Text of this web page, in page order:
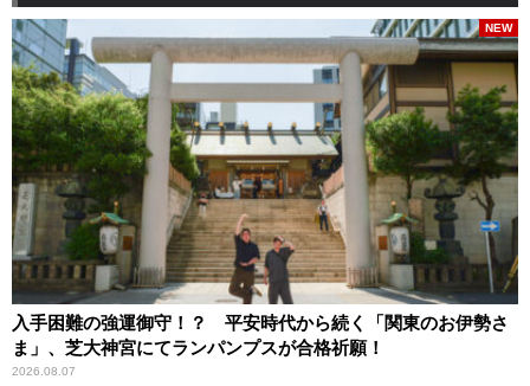
入手困難の強運御守！？ 平安時代から続く「関東のお伊勢さ
ま」、芝大神宮にてランパンプスが合格祈願！
2026.08.07
NEW